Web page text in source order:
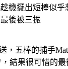
趁機擺出短棒似
後被三振
，五棒的捕手
結果很可惜的